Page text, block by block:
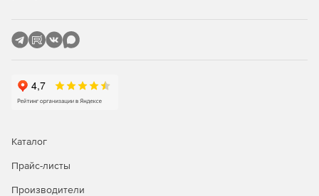
Каталог
Прайс-листы
Производители